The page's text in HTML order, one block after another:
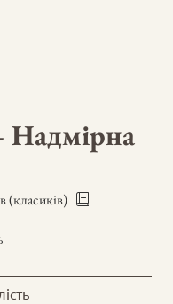
(класиків)